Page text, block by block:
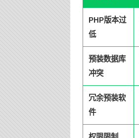
PHP版本过
低
预装数据库
冲突
冗余预装软
件